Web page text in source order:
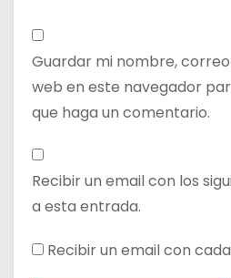
Guardar mi nombre,
web en este navegador
que haga un comentario.
Recibir un email con los
a esta entrada.
Recibir un email con